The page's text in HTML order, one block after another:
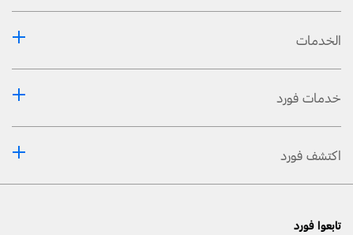
الخدمات
خدمات فورد
اكتشف فورد
تابعوا فورد